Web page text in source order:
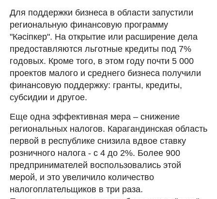
Для поддержки бизнеса в области запустили
региональную финансовую программу
"Кәсіпкер". На открытие или расширение дела
предоставляются льготные кредиты под 7%
годовых. Кроме того, в этом году почти 5 000
проектов малого и среднего бизнеса получили
финансовую поддержку: гранты, кредиты,
субсидии и другое.
Еще одна эффективная мера – снижение
региональных налогов. Карагандинская область
первой в республике снизила вдвое ставку
розничного налога - с 4 до 2%. Более 900
предпринимателей воспользовались этой
мерой, и это увеличило количество
налогоплательщиков в три раза.